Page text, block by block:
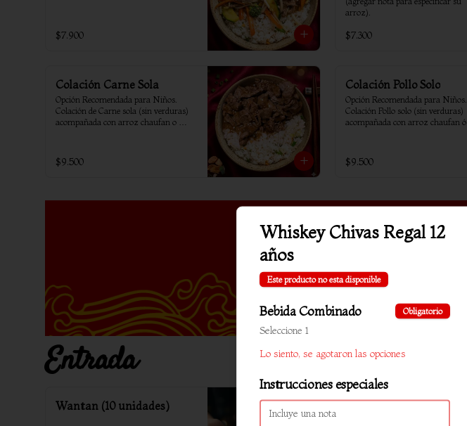
$7.900
arroz).
$7.300
Colación Carne Sola
Opción Recomendada para Niños.
Colación de Carne sola (sin verduras)
acompañada con arroz chaufan o
$9.500
Colación Pollo Solo
Opción Recomendada para Niños.
Colación Pollo solo (sin verduras)
acompañada con arroz chaufan ó
$9.500
Entrada
Wantan (10 unidades)
Arrollado primavera (6
Whiskey Chivas Regal 12
años
Este producto no esta disponible
Bebida Combinado Obligatorio
Seleccione 1
Lo siento, se agotaron las opciones
Instrucciones especiales